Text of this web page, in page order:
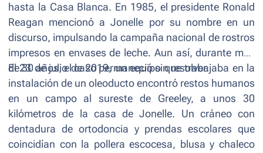
hasta la Casa Blanca. En 1985, el presidente Ronald
Reagan mencionó a Jonelle por su nombre en un
discurso, impulsando la campaña nacional de rostros
impresos en envases de leche. Aun así, durante más
de 30 años, el caso permaneció sin resolver.
El 23 de julio de 2019, un equipo que trabajaba en la
instalación de un oleoducto encontró restos humanos
en un campo al sureste de Greeley, a unos 30
kilómetros de la casa de Jonelle. Un cráneo con
dentadura de ortodoncia y prendas escolares que
coincidían con la pollera escocesa, blusa y chaleco